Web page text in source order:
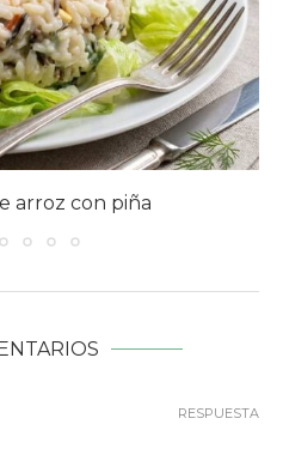
arroz con piña
RESPUESTA